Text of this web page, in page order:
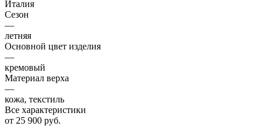
Италия
Сезон
—
летняя
Основной цвет изделия
—
кремовый
Материал верха
—
кожа, текстиль
Все характеристики
от 25 900 руб.